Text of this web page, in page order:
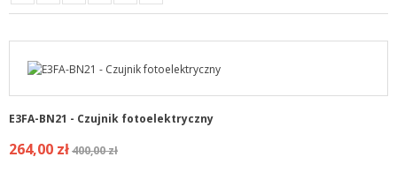
E3FA-BN21 - Czujnik fotoelektryczny
264,00 zł400,00 zł